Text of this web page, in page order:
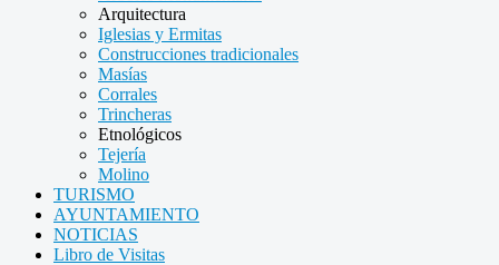
Arquitectura
Iglesias y Ermitas
Construcciones tradicionales
Masías
Corrales
Trincheras
Etnológicos
Tejería
Molino
TURISMO
AYUNTAMIENTO
NOTICIAS
Libro de Visitas